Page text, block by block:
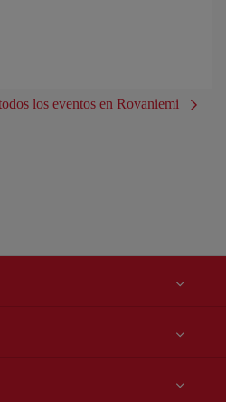
los eventos en Rovaniemi